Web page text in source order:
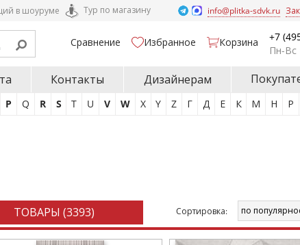
в шоуруме Тур по магазину info@plitka-sdvk.ru
Сравнение Избранное Корзина
+7
Пн-Вс
Контакты Дизайнерам
P Q R S T U V W X Y Z Г Д Е К М Н Р
ТОВАРЫ (3393) Cортировка: по